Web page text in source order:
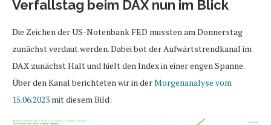
Verfallstag beim DAX nun im Blick
Die Zeichen der US-Notenbank FED mussten am Donnerstag
zunächst verdaut werden. Dabei bot der Aufwärtstrendkanal im
DAX zunächst Halt und hielt den Index in einer engen Spanne.
Über den Kanal berichteten wir in derMorgenanalyse vom
15.06.2023 mit diesem Bild: